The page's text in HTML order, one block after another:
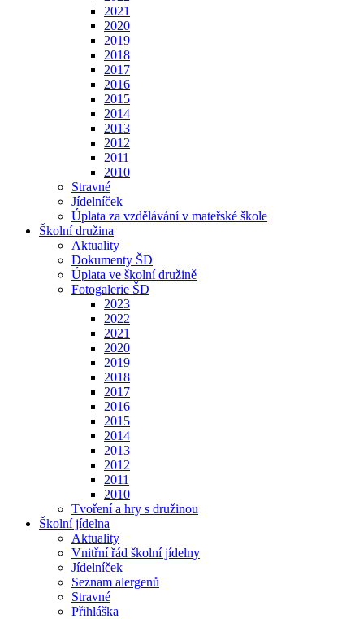
2021
2020
2019
2018
2017
2016
2015
2014
2013
2012
2011
2010
Stravné
Jídelníček
Úplata za vzdělávání v mateřské škole
Školní družina
Aktuality
Dokumenty ŠD
Úplata ve školní družině
Fotogalerie ŠD
2023
2022
2021
2020
2019
2018
2017
2016
2015
2014
2013
2012
2011
2010
Tvoření a hry s družinou
Školní jídelna
Aktuality
Vnitřní řád školní jídelny
Jídelníček
Seznam alergenů
Stravné
Přihláška